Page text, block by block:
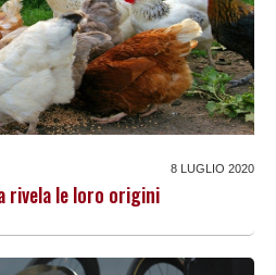
8 LUGLIO 2020
rivela le loro origini